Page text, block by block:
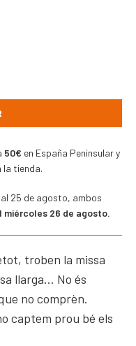
50€ en España Peninsular y
la tienda.
25 de agosto, ambos
26 de agosto.
troben la missa
llarga… No és
no comprèn.
captem prou bé els